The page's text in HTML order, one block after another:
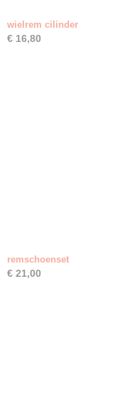
wielrem cilinder
€ 16,80
remschoenset
€ 21,00